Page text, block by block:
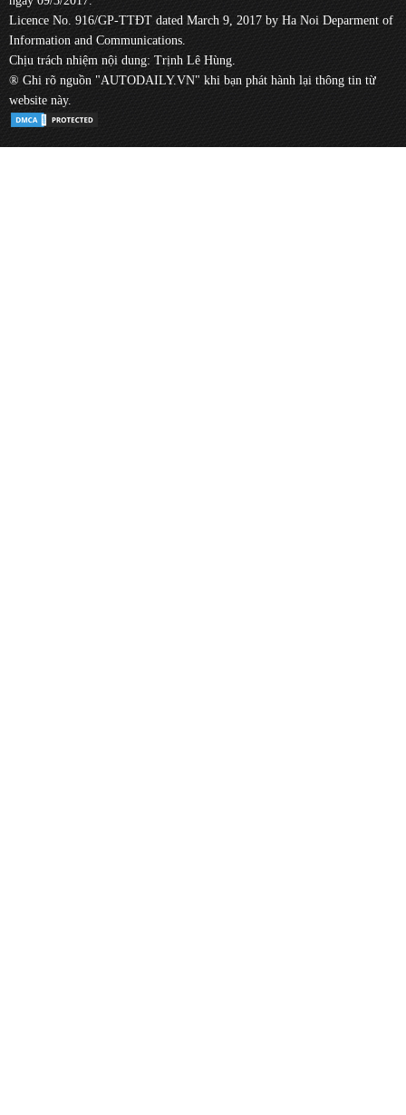
Licence No. 916/GP-TTĐT dated March 9, 2017 by Ha Noi Deparment of
Information and Communications.
Chịu trách nhiệm nội dung: Trịnh Lê Hùng.
® Ghi rõ nguồn "AUTODAILY.VN" khi bạn phát hành lại thông tin từ
website này.